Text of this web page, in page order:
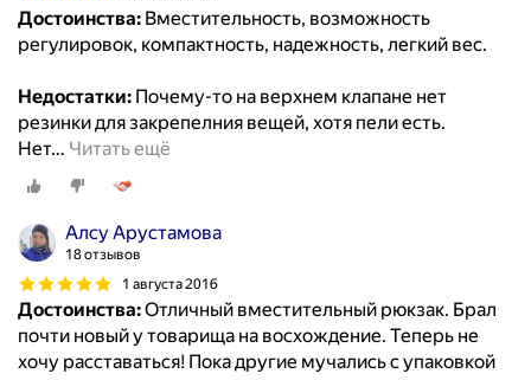
Достоинства: Вместительность, возможность
регулировок, компактность, надежность, легкий вес.
Недостатки: Почему-то на верхнем клапане нет
резинки для закрепелния вещей, хотя пели есть.
Нет… Читать ещё
Алсу Арустамова
18 отзывов
1 августа 2016
Достоинства:Отличный вместительный рюкзак. Брал
почти новый у товарища на восхождение. Теперь не
хочу расставаться! Пока другие мучались с упаковкой